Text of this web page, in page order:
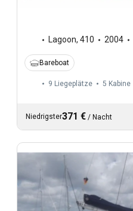
Lagoon, 410 2004
Bareboat
9 Liegeplätze 5 Kabine
Niedrigster371 € / Nacht